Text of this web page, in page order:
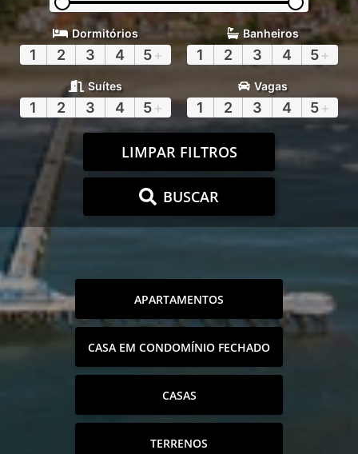
Dormitórios
1 2 3 4 5+
Banheiros
1 2 3 4 5+
Suítes
1 2 3 4 5+
Vagas
1 2 3 4 5+
LIMPAR FILTROS
BUSCAR
APARTAMENTOS
CASA EM CONDOMÍNIO FECHADO
CASAS
TERRENOS